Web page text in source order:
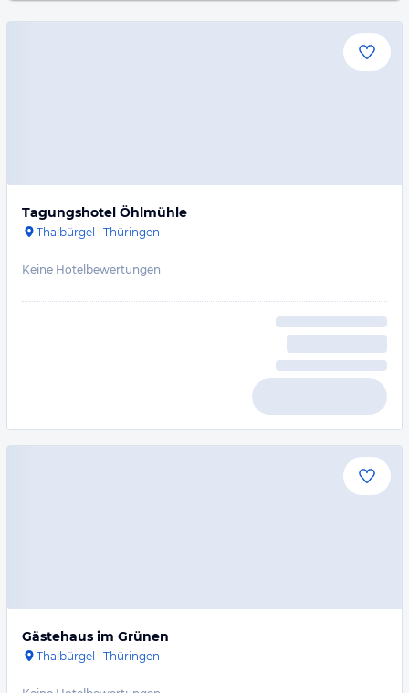
Tagungshotel Öhlmühle
Thalbürgel · Thüringen
Keine Hotelbewertungen
Gästehaus im Grünen
Thalbürgel · Thüringen